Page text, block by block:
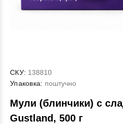
СКУ: 138810
Упаковка: поштучно
Мули (блинчики) с
Gustland, 500 г